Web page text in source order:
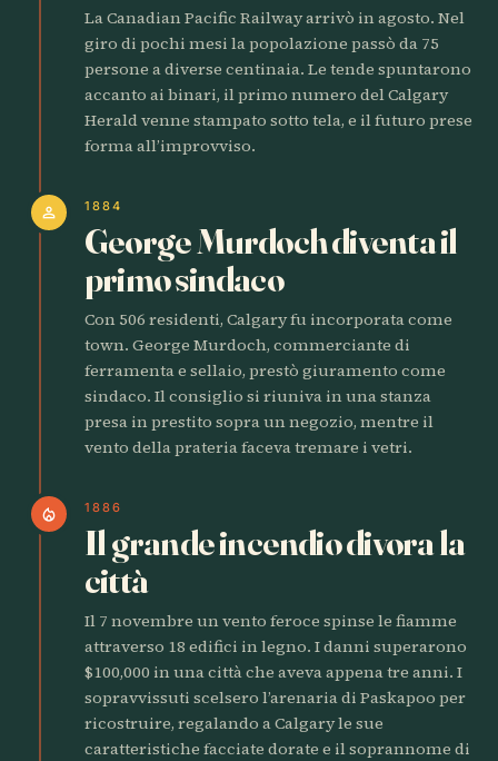
La Canadian Pacific Railway arrivò in agosto. Nel
giro di pochi mesi la popolazione passò da 75
persone a diverse centinaia. Le tende spuntarono
accanto ai binari, il primo numero del Calgary
Herald venne stampato sotto tela, e il futuro prese
forma all’improvviso.
person 1884
George Murdoch diventa il
primo sindaco
Con 506 residenti, Calgary fu incorporata come
town. George Murdoch, commerciante di
ferramenta e sellaio, prestò giuramento come
sindaco. Il consiglio si riuniva in una stanza
presa in prestito sopra un negozio, mentre il
vento della prateria faceva tremare i vetri.
local_fire_department 1886
Il grande incendio divora la
città
Il 7 novembre un vento feroce spinse le fiamme
attraverso 18 edifici in legno. I danni superarono
$100,000 in una città che aveva appena tre anni. I
sopravvissuti scelsero l’arenaria di Paskapoo per
ricostruire, regalando a Calgary le sue
caratteristiche facciate dorate e il soprannome di